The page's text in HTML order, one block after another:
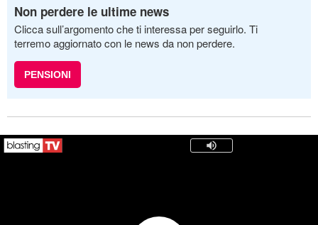
Non perdere le ultime news
Clicca sull’argomento che ti interessa per seguirlo. Ti
terremo aggiornato con le news da non perdere.
PENSIONI